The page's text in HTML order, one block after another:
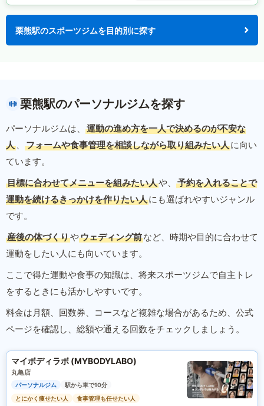
栗熊駅のスポーツジムを目的別に探す
栗熊駅のパーソナルジムを探す
パーソナルジムは、
運動の進め方を一人で決めるのが不安な
人 、 フォームや食事管理を相談しながら取り組みたい人に向い
ています。
目標に合わせてメニューを組みたい人や、
予約を入れることで
運動を続けるきっかけを作りたい人にも選ばれやすいジャンル
です。
産後の体づくりやウェディング前など、時期や目的に合わせて
運動をしたい人にも向いています。
ここで得た運動や食事の知識は、将来スポーツジムで自主トレ
をするときにも活かしやすいです。
料金は月額、回数券、コースなど複雑な場合があるため、公式
ページを確認し、総額や通える回数をチェックしましょう。
マイボディラボ (MYBODYLABO)
丸亀店
パーソナルジム
駅から車で10分
とにかく痩せたい人
食事管理も任せたい人